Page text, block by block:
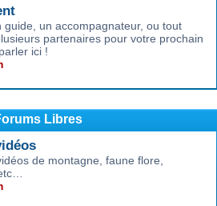
guide, un accompagnateur, ou tout
partenaires pour votre prochain
ici !
Libres
de montagne, faune flore,